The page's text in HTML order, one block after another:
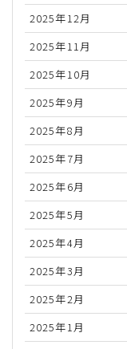
2025年12月
2025年11月
2025年10月
2025年9月
2025年8月
2025年7月
2025年6月
2025年5月
2025年4月
2025年3月
2025年2月
2025年1月